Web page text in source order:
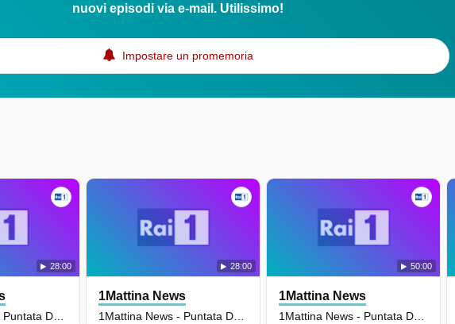
nuovi episodi via e-mail. Utilissimo!
Impostare un promemoria
28:00 28:00
1Mattina News
50:00
1Mattina News